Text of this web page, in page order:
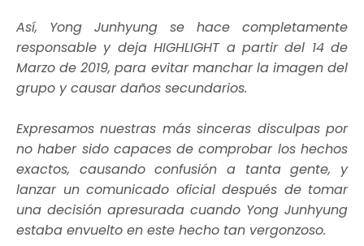
Así, Yong Junhyung se hace completamente
responsable y deja HIGHLIGHT a partir del 14 de
Marzo de 2019, para evitar manchar la imagen del
grupo y causar daños secundarios.
Expresamos nuestras más sinceras disculpas por
no haber sido capaces de comprobar los hechos
exactos, causando confusión a tanta gente, y
lanzar un comunicado oficial después de tomar
una decisión apresurada cuando Yong Junhyung
estaba envuelto en este hecho tan vergonzoso.